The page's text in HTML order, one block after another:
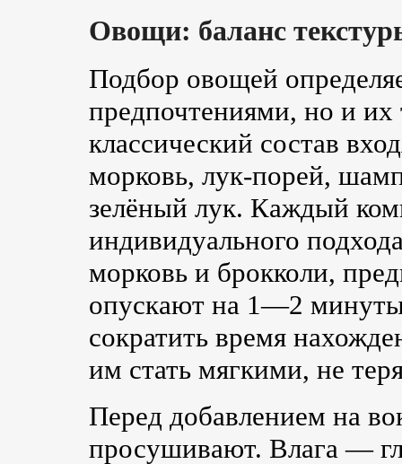
Овощи: баланс
Подбор овощей
предпочтениями, но и
классический состав
морковь, лук-порей,
зелёный лук. Каждый
индивидуального
морковь и брокколи,
опускают на 1—2
сократить время
им стать мягкими, не
Перед добавлением на
просушивают. Влага —